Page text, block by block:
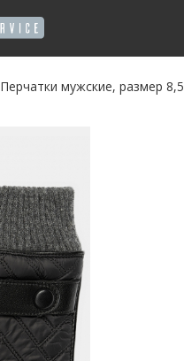
Перчатки мужские, размер 8,5